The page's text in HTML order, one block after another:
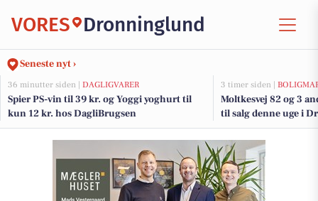
VORES Dronninglund
Seneste nyt ›
36 minutter siden | DAGLIGVARER
Spier PS-vin til 39 kr. og Yoggi yoghurt til
kun 12 kr. hos DagliBrugsen
3 timer siden |
Moltkesvej 82 og 3
til salg denne uge i
boligerne her.